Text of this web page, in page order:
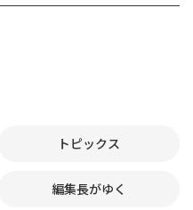
トピックス
編集長がゆく